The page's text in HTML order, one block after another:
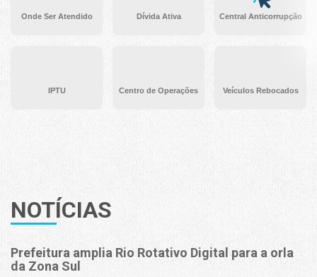
Onde Ser Atendido
IPTU
Dívida Ativa
Centro de Operações
Central Anticorrupção
Veículos Rebocados
NOTÍCIAS
Prefeitura amplia Rio Rotativo Digital para a orla
da Zona Sul